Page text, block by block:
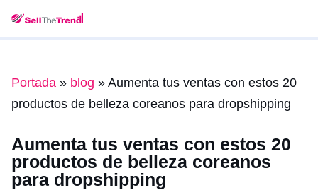
Portada » blog » Aumenta tus ventas con estos 20
productos de belleza coreanos para dropshipping
Aumenta tus ventas con estos 20
productos de belleza coreanos
para dropshipping